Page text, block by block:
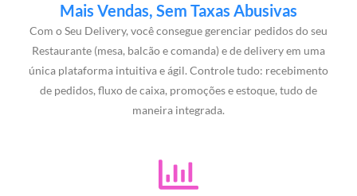
Mais Vendas, Sem Taxas Abusivas
Com o Seu Delivery, você consegue gerenciar pedidos do seu
Restaurante (mesa, balcão e comanda) e de delivery em uma
única plataforma intuitiva e ágil. Controle tudo: recebimento
de pedidos, fluxo de caixa, promoções e estoque, tudo de
maneira integrada.